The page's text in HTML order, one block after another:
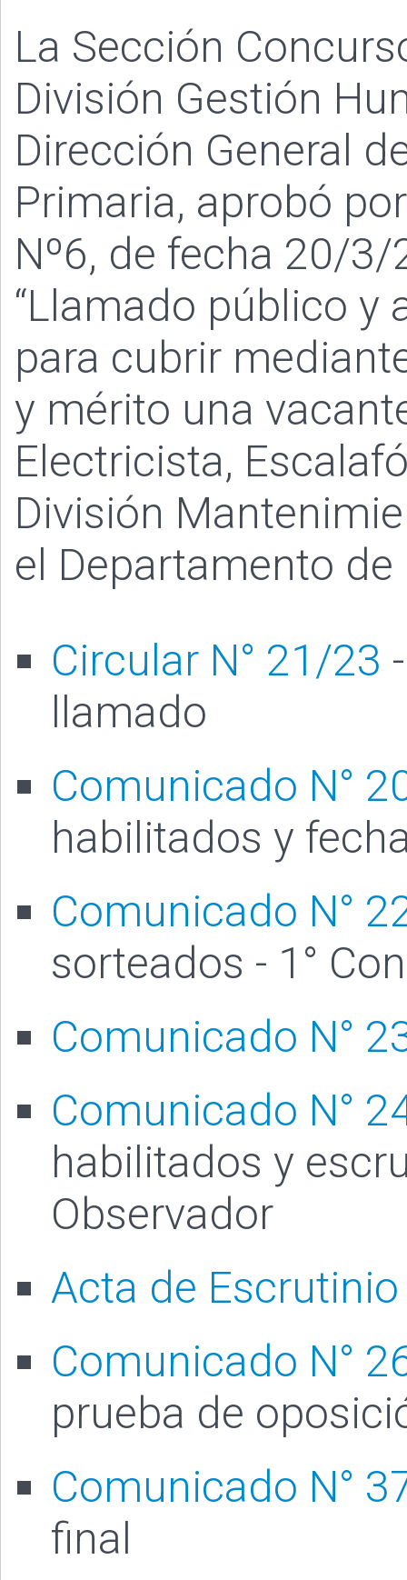
La Sección
División Gestión
Dirección General
Primaria, aprobó
Nº6, de fecha 20/3/
“Llamado público y
para cubrir
y mérito una
Electricista,
División
el Departamento de
Circular N° 21/23
llamado
Comunicado N°
habilitados y
Comunicado N°
sorteados - 1°
Comunicado N°
Comunicado N°
habilitados y
Observador
Acta de Escrutinio
Comunicado N°
prueba de
Comunicado N°
final